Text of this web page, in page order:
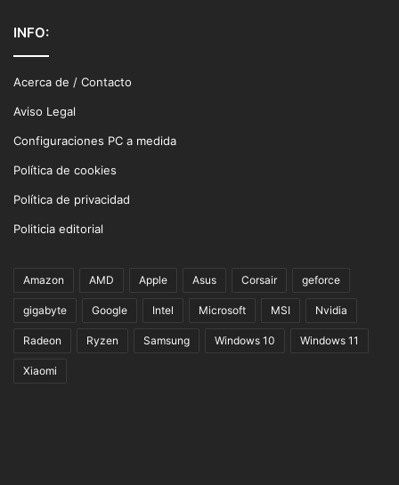
INFO:
Acerca de / Contacto
Aviso Legal
Configuraciones PC a medida
Política de cookies
Política de privacidad
Politicia editorial
Amazon AMD Apple Asus Corsair geforce
gigabyte Google Intel Microsoft MSI Nvidia
Radeon Ryzen Samsung Windows 10 Windows 11
Xiaomi